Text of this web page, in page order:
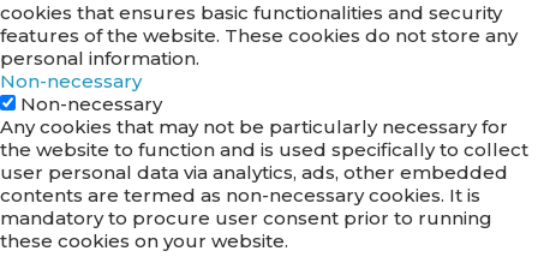
cookies that ensures basic functionalities and security
features of the website. These cookies do not store any
personal information.
Non-necessary
Non-necessary
Any cookies that may not be particularly necessary for
the website to function and is used specifically to collect
user personal data via analytics, ads, other embedded
contents are termed as non-necessary cookies. It is
mandatory to procure user consent prior to running
these cookies on your website.